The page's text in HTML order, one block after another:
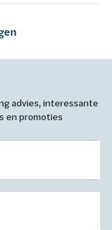
advies, interessante
en promoties